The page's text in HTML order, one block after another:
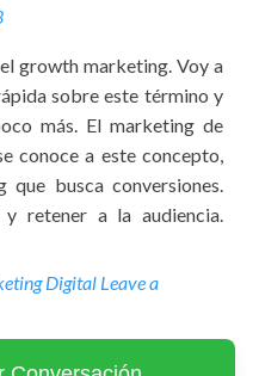
growth marketing. Voy a
sobre este término y
más. El marketing de
conoce a este concepto,
que busca conversiones.
y retener a la audiencia.
Digital Leave a